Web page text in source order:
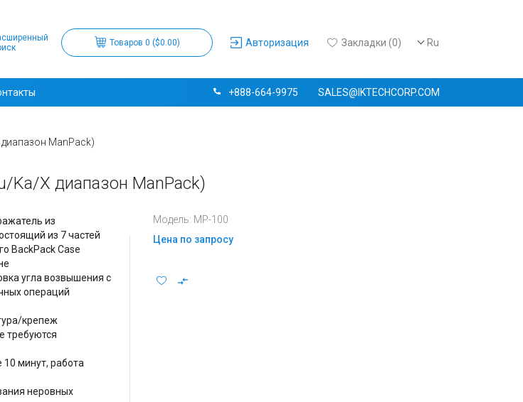
Ru
Авторизация Закладки (0)
Товаров 0 ($0.00)
+888-664-9975 SALES@IKTECHCORP.COM
ManPack)
Ka/X диапазон ManPack)
из
из 7 частей
BackPack Case
угла возвышения с
операций
крепеж
требуются
минут, работа
неровных
Модель: MP-100
Цена по запросу